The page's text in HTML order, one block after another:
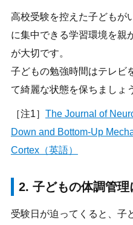
高校受験を控えた子どもが
に集中できる学習環境を親
が大切です。
子どもの勉強時間はテレビ
て綺麗な状態を保ちましょ
［注1］ The Journal of
Down and Bottom-Up
Cortex（英語）
2. 子どもの体調管理
受験日が迫ってくると、子